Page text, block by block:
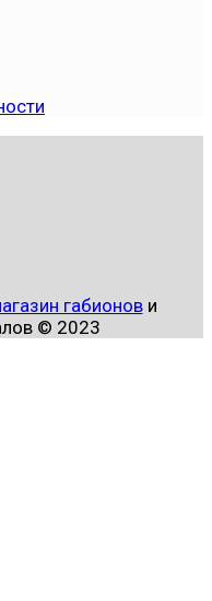
габионови
© 2023